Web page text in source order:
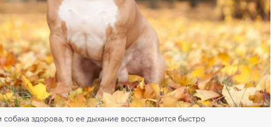
собака здорова, то ее дыхание восстановится быстро